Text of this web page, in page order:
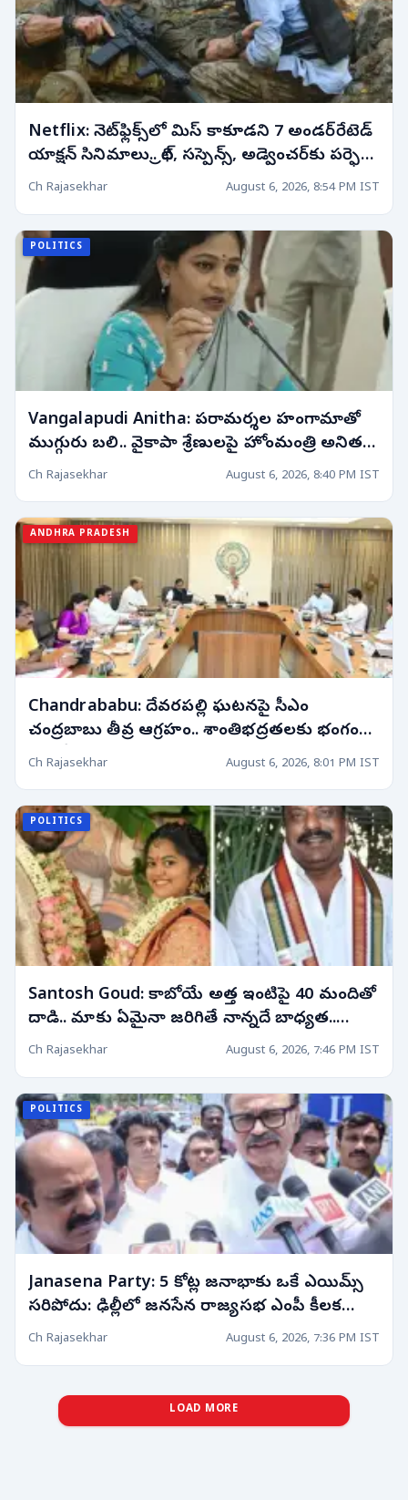
Netflix: నెట్‌ఫ్లిక్స్‌లో మిస్ కాకూడని 7 అండర్‌రేటెడ్
యాక్షన్ సినిమాలు.. థ్రిల్, సస్పెన్స్, అడ్వెంచర్‌కు పర్ఫెక్ట్
ఛాయిస్!
Ch Rajasekhar August 6, 2026, 8:54 PM IST
POLITICS
Vangalapudi Anitha: పరామర్శల హంగామాతో
ముగ్గురు బలి.. వైకాపా శ్రేణులపై హోంమంత్రి అనిత
ఆగ్రహం!
Ch Rajasekhar August 6, 2026, 8:40 PM IST
ANDHRA PRADESH
Chandrababu: దేవరపల్లి ఘటనపై సీఎం
చంద్రబాబు తీవ్ర ఆగ్రహం.. శాంతిభద్రతలకు భంగం
కలిగిస్తే కఠిన చర్యలు తప్పవని హెచ్చరిక!
Ch Rajasekhar August 6, 2026, 8:01 PM IST
POLITICS
Santosh Goud: కాబోయే అత్త ఇంటిపై 40 మందితో
దాడి.. మాకు ఏమైనా జరిగితే నాన్నదే బాధ్యత..
ఎమ్మెల్యే కుమారుడి సంచలన వ్యాఖ్యలు
Ch Rajasekhar August 6, 2026, 7:46 PM IST
POLITICS
Janasena Party: 5 కోట్ల జనాభాకు ఒకే ఎయిమ్స్
సరిపోదు: ఢిల్లీలో జనసేన రాజ్యసభ ఎంపీ కీలక
వ్యాఖ్యలు!
Ch Rajasekhar August 6, 2026, 7:36 PM IST
LOAD MORE